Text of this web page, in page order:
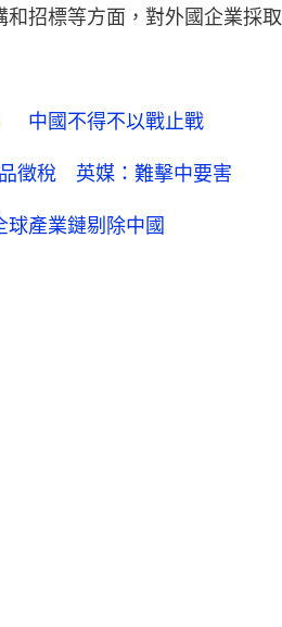
招標等方面，對外國企業採取
中國不得不以戰止戰
徵稅 英媒：難擊中要害
球產業鏈剔除中國